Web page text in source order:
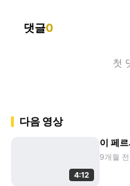
댓글0
첫
다음 영상
4:12
이 페
9개월 전